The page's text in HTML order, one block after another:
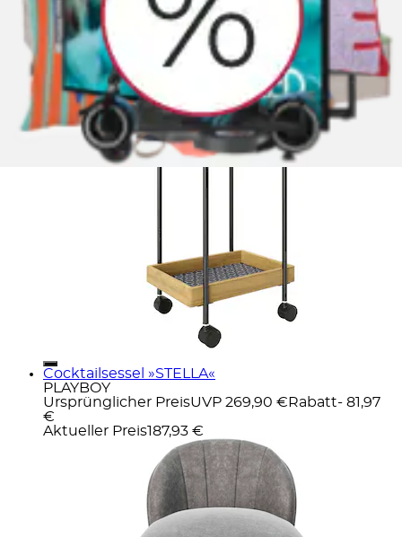
Regalwagen »NANCY«
PLAYBOY
Aktueller Preis57,90 €
Cocktailsessel »STELLA«
PLAYBOY
Ursprünglicher PreisUVP 269,90 € Rabatt- 81,97
€
Aktueller Preis187,93 €